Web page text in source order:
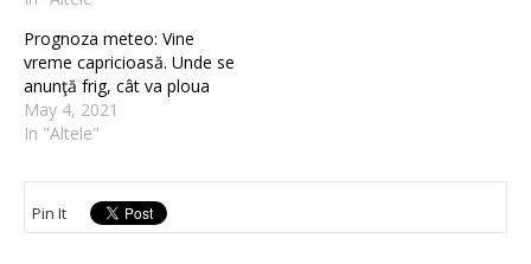
Prognoza meteo: Vine
vreme capricioasă. Unde se
anunţă frig, cât va ploua
May 4, 2021
In "Altele"
Pin It